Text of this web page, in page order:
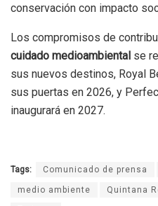
conservación con impacto
Los compromisos de
cuidado medioambiental se
sus nuevos destinos, Royal
sus puertas en 2026, y
inaugurará en 2027.
Tags: Comunicado de prensa
medio ambiente Quintana